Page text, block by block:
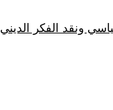
ونقد الفكر الديني